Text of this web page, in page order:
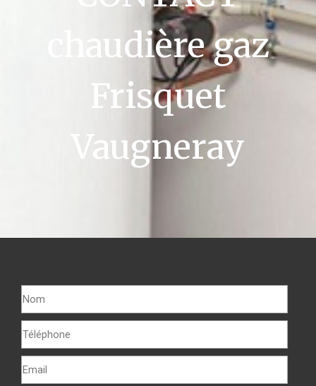
chaudière gaz
Frisquet
Vaugneray